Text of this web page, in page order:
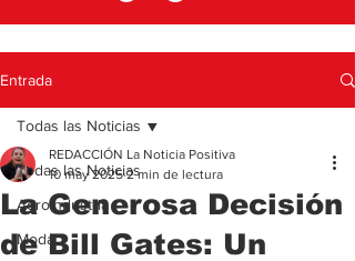
Entrada
Todas las Noticias
Agroindustria
Moda
Todas las Noticias
La Generosa Decisión
de Bill Gates: Un
REDACCIÓN La Noticia Positiva
10 may 2025 2 min de lectura